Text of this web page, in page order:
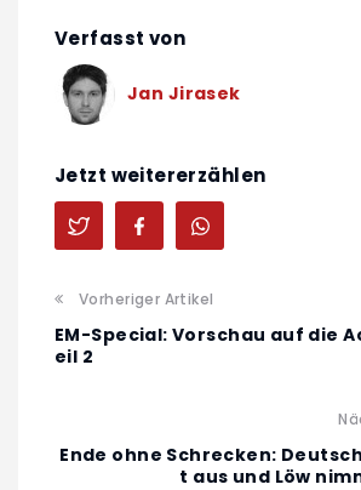
Verfasst von
Jan Jirasek
Jetzt weitererzählen
Vorheriger Artikel
EM-Special: Vorschau auf die
eil 2
Ende ohne Schrecken:
t aus und Löw